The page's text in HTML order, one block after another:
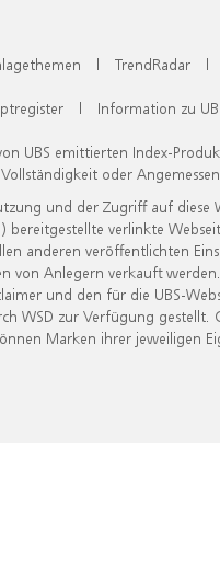
| TrendRadar |
| Information zu
UBS emittierten Index-
oder
und der Zugriff auf diese
verlinkte
anderen veröffentlichten
Anlegern verkauft
und den für die UBS-
zur Verfügung gestellt.
Marken ihrer jeweiligen